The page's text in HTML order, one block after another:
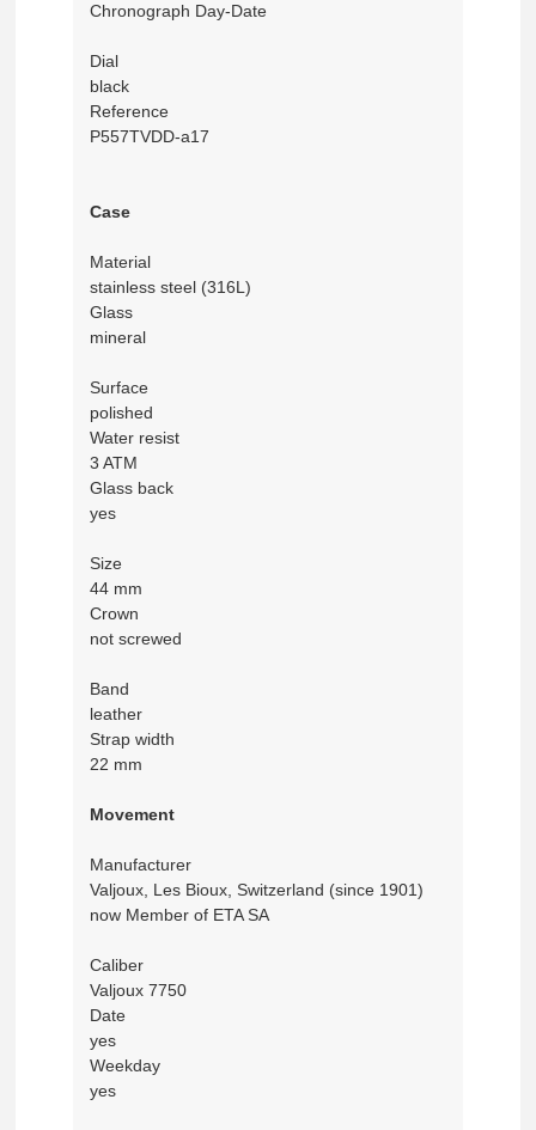
Chronograph Day-Date
Dial
black
Reference
P557TVDD-a17
Case
Material
stainless steel (316L)
Glass
mineral
Surface
polished
Water resist
3 ATM
Glass back
yes
Size
44 mm
Crown
not screwed
Band
leather
Strap width
22 mm
Movement
Manufacturer
Valjoux, Les Bioux, Switzerland (since 1901)
now Member of ETA SA
Caliber
Valjoux 7750
Date
yes
Weekday
yes